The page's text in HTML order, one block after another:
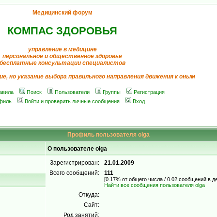
Медицинский форум
КОМПАС ЗДОРОВЬЯ
управление в медицине
персональное и общественное здоровье
консультации специалистов
но указание выбора правильного направления движения к оным
Поиск Пользователи Группы
Регистрация
Войти и проверить личные сообщения Вход
Профиль пользователя olga
О пользователе olga
Зарегистрирован:
21.01.2009
Всего сообщений:
111
[0.17% от общего числа / 0.02 сообщений в
Найти все сообщения пользователя olga
Откуда:
Сайт:
Род занятий: